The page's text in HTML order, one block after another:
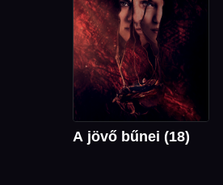
A jövő bűnei (18)